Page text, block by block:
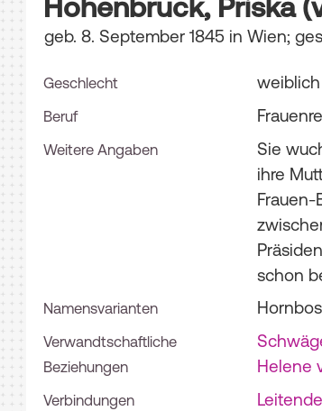
Hohenbruck, Priska
geb. 8. September 1845 in Wien;
Geschlecht weiblich
Beruf
Weitere Angaben
Sie
ihre
Frauen-
schon
Namensvarianten
Verwandtschaftliche
Beziehungen
Helene
Verbindungen